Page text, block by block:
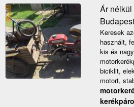
Ár nélkül
Keresek
használt,
kis és
biciklit,
motort,